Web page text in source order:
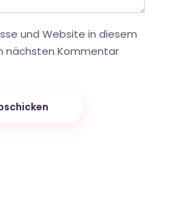
und Website in diesem
nächsten Kommentar